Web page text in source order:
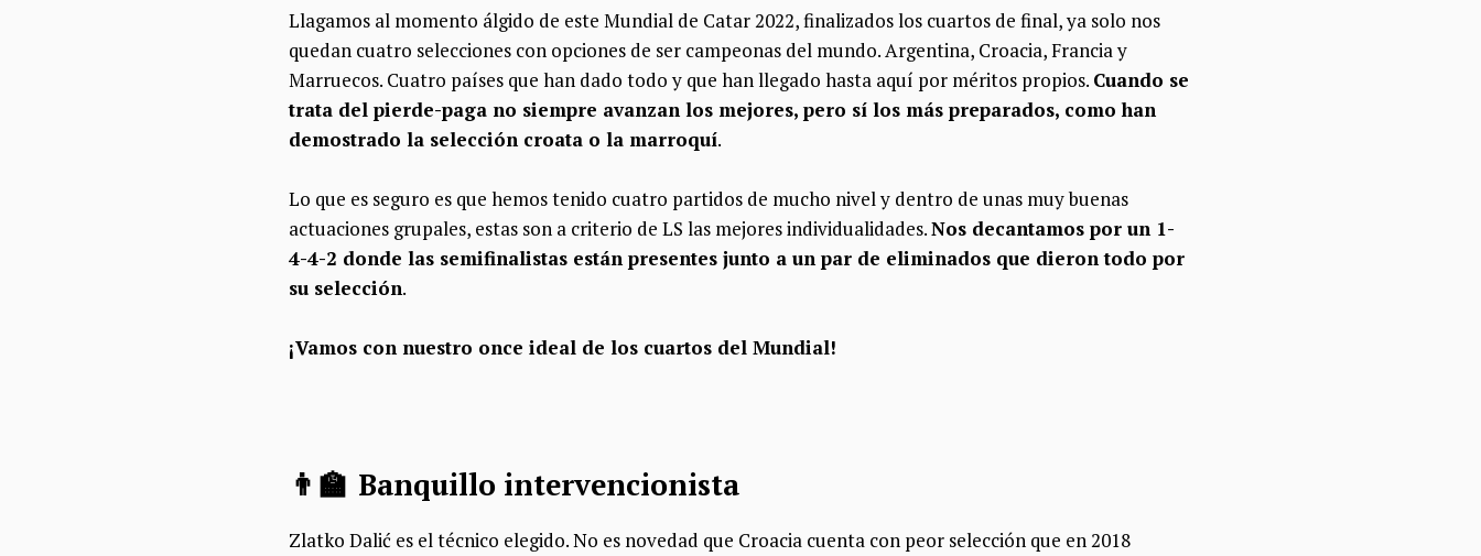
Llagamos al momento álgido de este Mundial de Catar 2022, finalizados los cuartos de final, ya solo nos
quedan cuatro selecciones con opciones de ser campeonas del mundo. Argentina, Croacia, Francia y
Marruecos. Cuatro países que han dado todo y que han llegado hasta aquí por méritos propios. Cuando se
trata del pierde-paga no siempre avanzan los mejores, pero sí los más preparados, como han
demostrado la selección croata o la marroquí.
Lo que es seguro es que hemos tenido cuatro partidos de mucho nivel y dentro de unas muy buenas
actuaciones grupales, estas son a criterio de LS las mejores individualidades.Nos decantamos por un 1-
4-4-2 donde las semifinalistas están presentes junto a un par de eliminados que dieron todo por
su selección.
¡Vamos con nuestro once ideal de los cuartos del Mundial!
👨‍🏫 Banquillo intervencionista
Zlatko Dalić es el técnico elegido. No es novedad que Croacia cuenta con peor selección que en 2018